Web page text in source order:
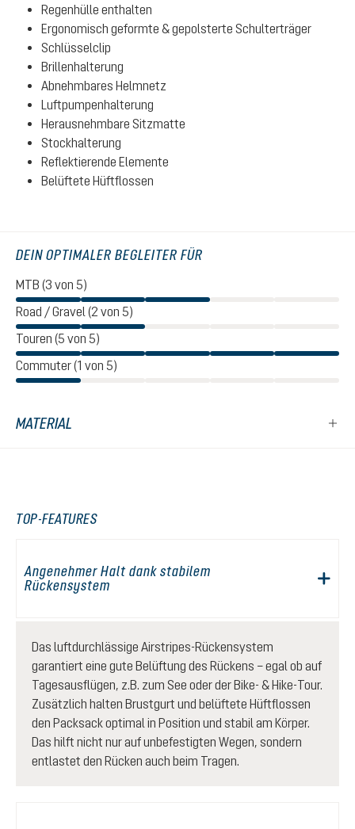
Regenhülle enthalten
Ergonomisch geformte & gepolsterte Schulterträger
Schlüsselclip
Brillenhalterung
Abnehmbares Helmnetz
Luftpumpenhalterung
Herausnehmbare Sitzmatte
Stockhalterung
Reflektierende Elemente
Belüftete Hüftflossen
DEIN OPTIMALER BEGLEITER FÜR
MTB (3 von 5)
Road / Gravel (2 von 5)
Touren (5 von 5)
Commuter (1 von 5)
MATERIAL
TOP-FEATURES
Angenehmer Halt dank stabilem
Rückensystem
Das luftdurchlässige Airstripes-Rückensystem
garantiert eine gute Belüftung des Rückens – egal ob auf
Tagesausflügen, z.B. zum See oder der Bike- & Hike-Tour.
Zusätzlich halten Brustgurt und belüftete Hüftflossen
den Packsack optimal in Position und stabil am Körper.
Das hilft nicht nur auf unbefestigten Wegen, sondern
entlastet den Rücken auch beim Tragen.